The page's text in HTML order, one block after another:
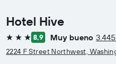
Hotel Hive
3 estrellas
8,9 Muy bueno
2224 F Street Northwest,